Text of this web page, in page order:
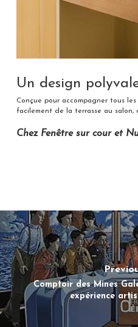
Un design
Conçue pour accompagner tous
facilement de la terrasse au
Chez Fenêtre sur cour et
Comptoir des Mines
expérience